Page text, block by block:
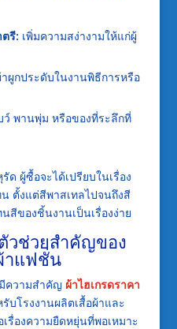
รี: เพิ่มความสง่างามให้แก่ผู้
ผูกประดับในงานพิธีการหรือ
ว์ พานพุ่ม หรือของที่ระลึกที่
ด ผู้ซื้อจะได้เปรียบในเรื่อง
ตั้งแต่สีพาสเทลไปจนถึงสี
สีของชิ้นงานเป็นเรื่องง่าย
วช่วยสำคัญของ
าแฟชั่น
ความสำคัญ ผ้าไฮเกรดราคา
บโรงงานผลิตเสื้อผ้าและ
รื่องความยืดหยุ่นที่พอเหมาะ